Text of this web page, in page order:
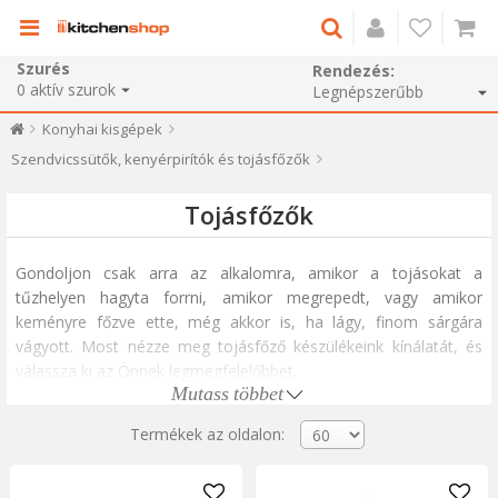
Szurés
0 aktív szurok
Rendezés:
Konyhai kisgépek
Szendvicssütők, kenyérpirítók és tojásfőzők
Tojásfőzők
Gondoljon csak arra az alkalomra, amikor a tojásokat a
tűzhelyen hagyta forrni, amikor megrepedt, vagy amikor
keményre főzve ette, még akkor is, ha lágy, finom sárgára
vágyott. Most nézze meg tojásfőző készülékeink kínálatát, és
válassza ki az Önnek legmegfelelőbbet.
A tojásfőző készülék kis befektetés, de óriási előnyökkel jár.
Nem kell megvárni a víz felforrását, figyelni az órát és figyelni a
Mutass többet
Termékek az oldalon: